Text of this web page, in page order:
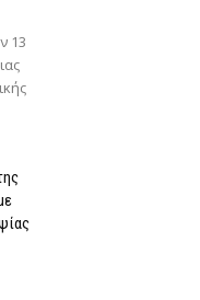
13